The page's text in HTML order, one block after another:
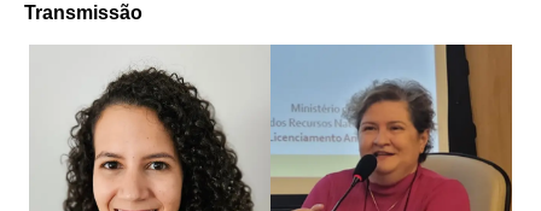
Transmissão